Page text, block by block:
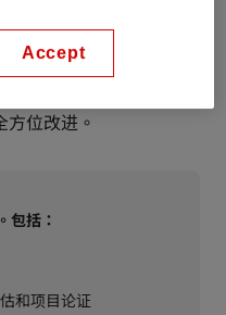
功能支持和技术专长。
位改进。
包括：
和项目论证
Accept